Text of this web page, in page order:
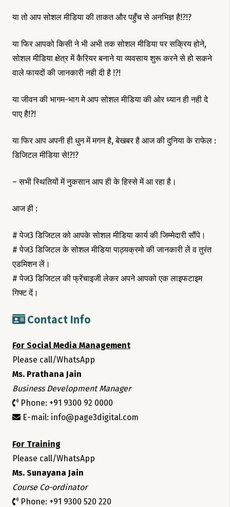
या तो आप सोशल मीडिया की ताकत और पहुँच से अनभिज्ञ है!?!?
या फिर आपको किसी ने भी अभी तक सोशल मीडिया पर सक्रिय होने,
सोशल मीडिया क्षेत्र में कैरियर बनाने या व्यवसाय शुरू करने से हो सकने
वाले फायदों की जानकारी नही दी है !?!
या जीवन की भागम-भाग मे आप सोशल मीडिया की ओर ध्यान ही नही दे
पाए है!?!
या फिर आप अपनी ही धुन में मगन है, बेखबर है आज की दुनिया के राफेल :
डिजिटल मीडिया से!?!?
– सभी स्थितियों में नुकसान आप ही के हिस्से में आ रहा है।
आज ही :
# पेज3 डिजिटल को आपके सोशल मीडिया कार्य की जिम्मेदारी सौंपे।
# पेज3 डिजिटल के सोशल मीडिया पाठ्यक्रमो की जानकारी लें व तुरंत
एडमिशन लें।
# पेज3 डिजिटल की फ्रेंचाइजी लेकर अपने आपको एक लाइफटाइम
गिफ्ट दें।
Contact Info
For Social Media Management
Please call/WhatsApp
Ms. Prathana Jain
Business Development Manager
Phone: +91 9300 92 0000
E-mail: info@page3digital.com
For Training
Please call/WhatsApp
Ms. Sunayana Jain
Course Co-ordinator
Phone: +91 9300 520 220